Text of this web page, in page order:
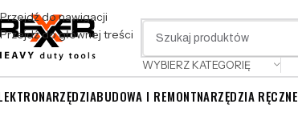
Przejdź do nawigacji
Przejdź do głównej treści
WYBIERZ KATEGORIĘ
BUDOWA I REMONTNARZĘDZIA RĘCZNE